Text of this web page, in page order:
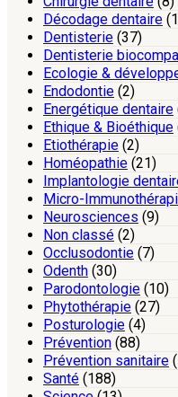
Décodage dentaire
Dentisterie (37)
Dentisterie
Ecologie &
Endodontie (2)
Energétique dentaire
Ethique & Bioéthique
Etiothérapie (2)
Homéopathie (21)
Implantologie
Micro-
Neurosciences (9)
Non classé (2)
Occlusodontie (7)
Odenth (30)
Parodontologie (10)
Phytothérapie (27)
Posturologie (4)
Prévention (88)
Prévention sanitaire
Santé (188)